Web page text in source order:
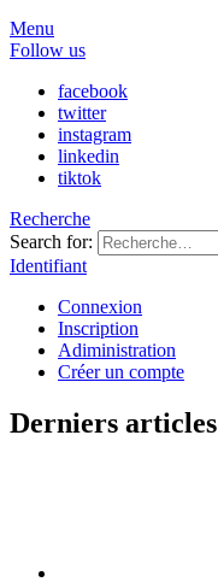
Menu
Follow us
facebook
twitter
instagram
linkedin
tiktok
Recherche
Search for:
Identifiant
Connexion
Inscription
Adiministration
Créer un compte
Derniers articles